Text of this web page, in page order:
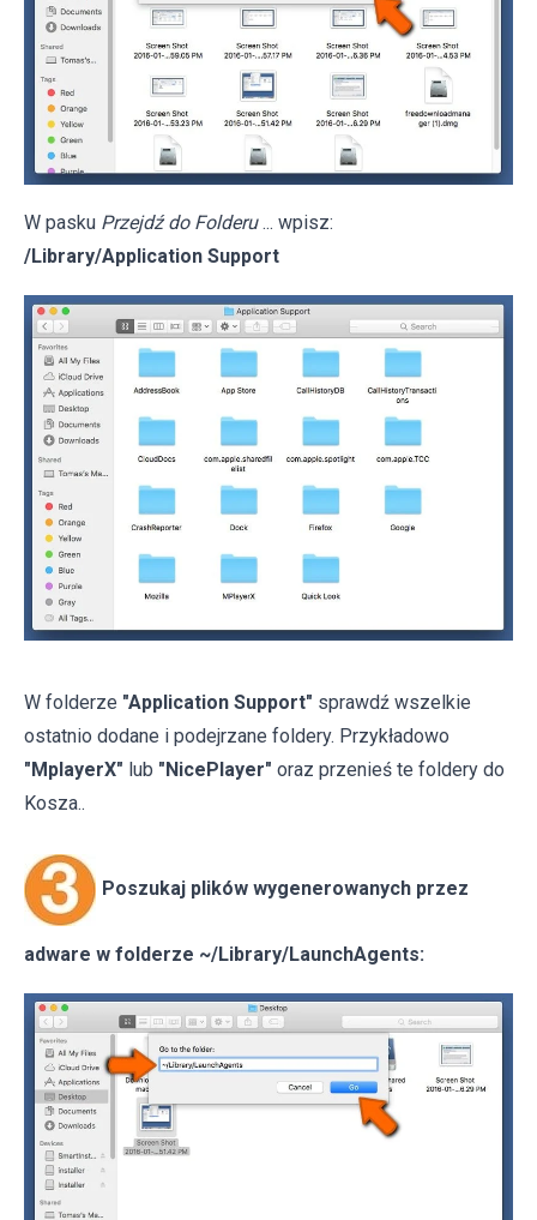
W pasku Przejdź do Folderu ... wpisz:
/Library/Application Support
W folderze "Application Support" sprawdź wszelkie
ostatnio dodane i podejrzane foldery. Przykładowo
"MplayerX" lub "NicePlayer" oraz przenieś te foldery do
Kosza..
Poszukaj plików wygenerowanych przez
adware w folderze ~/Library/LaunchAgents: